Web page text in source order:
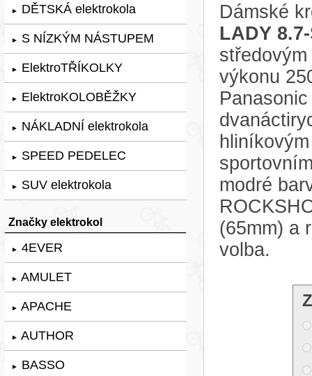
► DĚTSKÁ elektrokola
► S NÍZKÝM NÁSTUPEM
► ElektroTŘÍKOLKY
► ElektroKOLOBĚŽKY
► NÁKLADNÍ elektrokola
► SPEED PEDELEC
► SUV elektrokola
Značky elektrokol
► 4EVER
► AMULET
► APACHE
► AUTHOR
► BASSO
Dámské
LADY
výkonu
modré
(65mm) a
volba.